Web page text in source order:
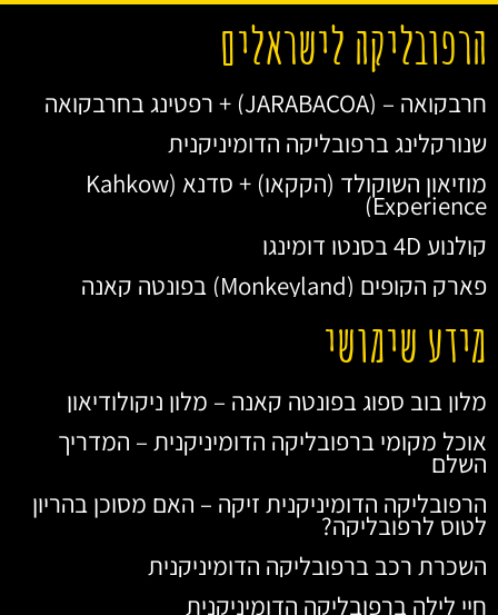
הרפובליקה לישראלים
חרבקואה – (JARABACOA) + רפטינג בחרבקואה
שנורקלינג ברפובליקה הדומיניקנית
מוזיאון השוקולד (הקקאו) + סדנא (Kahkow
Experience)
קולנוע 4D בסנטו דומינגו
פארק הקופים (Monkeyland) בפונטה קאנה
מידע שימושי
מלון בוב ספוג בפונטה קאנה – מלון ניקולודיאון
אוכל מקומי ברפובליקה הדומיניקנית – המדריך
השלם
הרפובליקה הדומיניקנית זיקה – האם מסוכן בהריון
לטוס לרפובליקה?
השכרת רכב ברפובליקה הדומיניקנית
חיי לילה ברפובליקה הדומיניקנית